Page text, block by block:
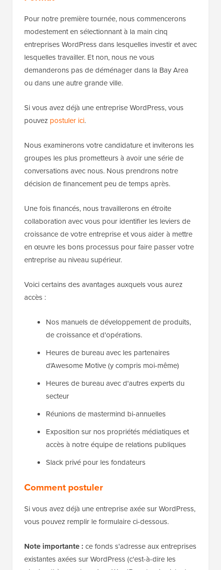
Pour notre première tournée, nous commencerons
modestement en sélectionnant à la main cinq
entreprises WordPress dans lesquelles investir et avec
lesquelles travailler. Et non, nous ne vous
demanderons pas de déménager dans la Bay Area
ou dans une autre grande ville.
Si vous avez déjà une entreprise WordPress, vous
pouvez postuler ici.
Nous examinerons votre candidature et inviterons les
groupes les plus prometteurs à avoir une série de
conversations avec nous. Nous prendrons notre
décision de financement peu de temps après.
Une fois financés, nous travaillerons en étroite
collaboration avec vous pour identifier les leviers de
croissance de votre entreprise et vous aider à mettre
en œuvre les bons processus pour faire passer votre
entreprise au niveau supérieur.
Voici certains des avantages auxquels vous aurez
accès :
Nos manuels de développement de produits,
de croissance et d'opérations.
Heures de bureau avec les partenaires
d'Awesome Motive (y compris moi-même)
Heures de bureau avec d'autres experts du
secteur
Réunions de mastermind bi-annuelles
Exposition sur nos propriétés médiatiques et
accès à notre équipe de relations publiques
Slack privé pour les fondateurs
Comment postuler
Si vous avez déjà une entreprise axée sur WordPress,
vous pouvez remplir le formulaire ci-dessous.
Note importante : ce fonds s'adresse aux entreprises
existantes axées sur WordPress (c'est-à-dire les